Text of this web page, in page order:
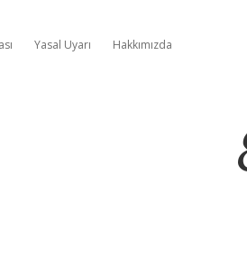
Yasal Uyarı Hakkımızda